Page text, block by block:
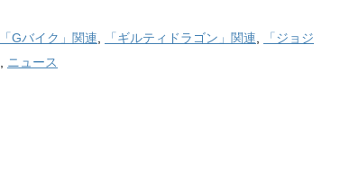
「Gバイク」関連, 「ギルティドラゴン」関連,
「ジョジ
, ニュース